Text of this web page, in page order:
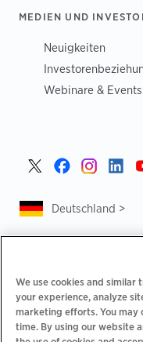
MEDIEN UND
Neuigkeiten
Webinare & Events
Deutschland >
Datenschutzrichtlinie |
Rechtliches |
Verhaltenskodex für
We use cookies and similar
your experience, analyze
marketing efforts. You may
time. By using our website